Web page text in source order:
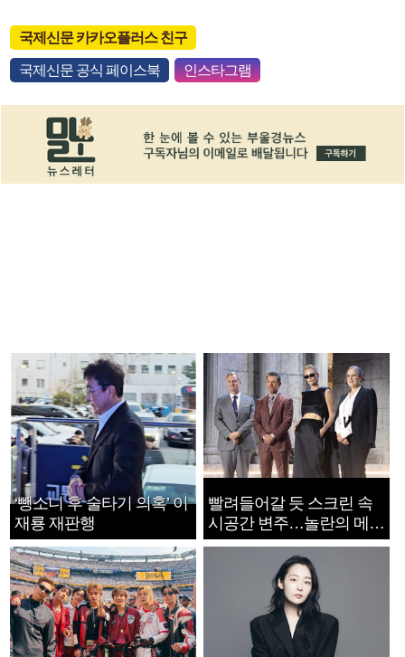
국제신문 카카오플러스 친구
국제신문 공식 페이스북 인스타그램
‘뺑소니 후 술타기 의혹’ 이
재룡 재판행
빨려들어갈 듯 스크린 속
시공간 변주…놀란의 메시
지는 ‘전쟁 속죄’